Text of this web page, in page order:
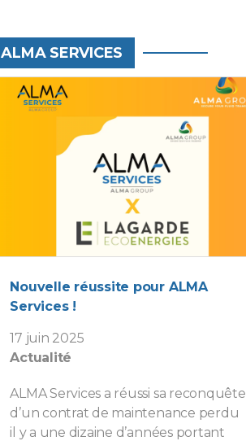
ALMA SERVICES
Nouvelle réussite pour ALMA
Services !
17 juin 2025
Actualité
ALMA Services a réussi sa reconquête
d’un contrat de maintenance perdu
il y a une dizaine d’années portant